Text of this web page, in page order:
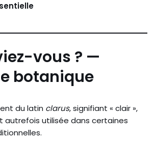
vous ? —
botanique
du latin clarus, signifiant « clair »,
autrefois utilisée dans certaines